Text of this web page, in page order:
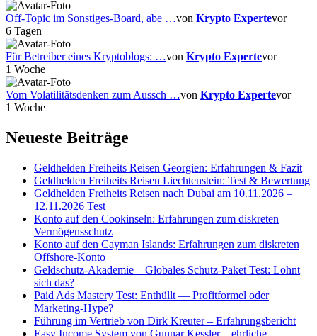
Off-Topic im Sonstiges-Board, abe …von Krypto Expertevor
6 Tagen
Für Betreiber eines Kryptoblogs: …von Krypto Expertevor
1 Woche
Vom Volatilitätsdenken zum Aussch …von Krypto Expertevor
1 Woche
Neueste Beiträge
Geldhelden Freiheits Reisen Georgien: Erfahrungen & Fazit
Geldhelden Freiheits Reisen Liechtenstein: Test & Bewertung
Geldhelden Freiheits Reisen nach Dubai am 10.11.2026 –
12.11.2026 Test
Konto auf den Cookinseln: Erfahrungen zum diskreten
Vermögensschutz
Konto auf den Cayman Islands: Erfahrungen zum diskreten
Offshore-Konto
Geldschutz-Akademie – Globales Schutz-Paket Test: Lohnt
sich das?
Paid Ads Mastery Test: Enthüllt — Profitformel oder
Marketing-Hype?
Führung im Vertrieb von Dirk Kreuter – Erfahrungsbericht
Easy Income System von Gunnar Kessler – ehrliche